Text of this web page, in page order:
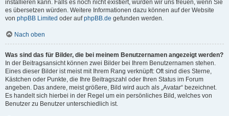
installieren kann. Falls es noch nicht existiert, würden wir uns freuen, wenn Sie
es übersetzen würden. Weitere Informationen dazu können auf der Website
von phpBB Limited oder aufphpBB.de gefunden werden.
Nach oben
Was sind das für Bilder, die bei meinem Benutzernamen angezeigt werden?
In der Beitragsansicht können zwei Bilder bei Ihrem Benutzernamen stehen.
Eines dieser Bilder ist meist mit Ihrem Rang verknüpft: Oft sind dies Sterne,
Kästchen oder Punkte, die Ihre Beitragszahl oder Ihren Status im Forum
angeben. Das andere, meist größere, Bild wird auch als „Avatar“ bezeichnet.
Es handelt sich hierbei in der Regel um ein persönliches Bild, welches von
Benutzer zu Benutzer unterschiedlich ist.